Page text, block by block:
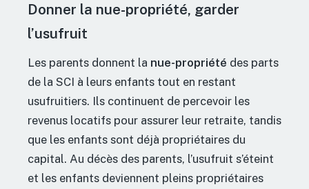
Donner la nue-propriété, garder
l’usufruit
Les parents donnent la nue-propriété des parts
de la SCI à leurs enfants tout en restant
usufruitiers. Ils continuent de percevoir les
revenus locatifs pour assurer leur retraite, tandis
que les enfants sont déjà propriétaires du
capital. Au décès des parents, l’usufruit s’éteint
et les enfants deviennent pleins propriétaires